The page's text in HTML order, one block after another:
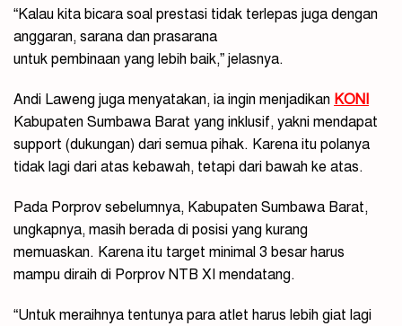
“Kalau kita bicara soal prestasi tidak terlepas juga dengan
anggaran, sarana dan prasarana
untuk pembinaan yang lebih baik,” jelasnya.
Andi Laweng juga menyatakan, ia ingin menjadikan KONI
Kabupaten Sumbawa Barat yang inklusif, yakni mendapat
support (dukungan) dari semua pihak. Karena itu polanya
tidak lagi dari atas kebawah, tetapi dari bawah ke atas.
Pada Porprov sebelumnya, Kabupaten Sumbawa Barat,
ungkapnya, masih berada di posisi yang kurang
memuaskan. Karena itu target minimal 3 besar harus
mampu diraih di Porprov NTB XI mendatang.
“Untuk meraihnya tentunya para atlet harus lebih giat lagi